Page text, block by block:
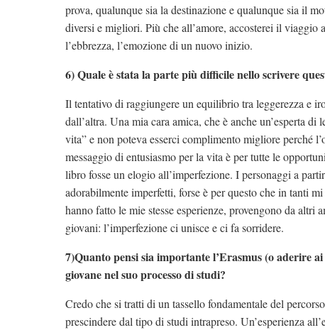
prova, qualunque sia la destinazione e qualunque sia il
diversi e migliori. Più che all’amore, accosterei il viaggio
l’ebbrezza, l’emozione di un nuovo inizio.
6) Quale è stata la parte più difficile nello scrivere
Il tentativo di raggiungere un equilibrio tra leggerezza e
dall’altra. Una mia cara amica, che è anche un’esperta
vita” e non poteva esserci complimento migliore perché
messaggio di entusiasmo per la vita è per tutte le
libro fosse un elogio all’imperfezione. I personaggi a
adorabilmente imperfetti, forse è per questo che in tanti
hanno fatto le mie stesse esperienze, provengono da
giovani: l’imperfezione ci unisce e ci fa sorridere.
7)Quanto pensi sia importante l’Erasmus (o aderire
giovane nel suo processo di studi?
Credo che si tratti di un tassello fondamentale del
prescindere dal tipo di studi intrapreso. Un’esperienza